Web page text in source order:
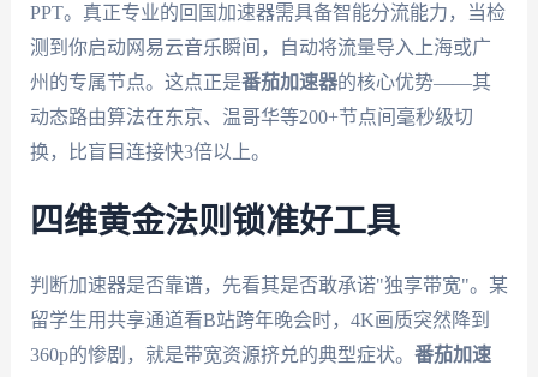
PPT。真正专业的回国加速器需具备智能分流能力，当检
测到你启动网易云音乐瞬间，自动将流量导入上海或广
州的专属节点。这点正是番茄加速器的核心优势——其
动态路由算法在东京、温哥华等200+节点间毫秒级切
换，比盲目连接快3倍以上。
四维黄金法则锁准好工具
判断加速器是否靠谱，先看其是否敢承诺"独享带宽"。某
留学生用共享通道看B站跨年晚会时，4K画质突然降到
360p的惨剧，就是带宽资源挤兑的典型症状。 番茄加速